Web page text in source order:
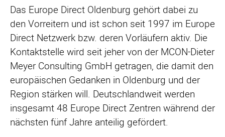
Das Europe Direct Oldenburg gehört dabei zu
den Vorreitern und ist schon seit 1997 im Europe
Direct Netzwerk bzw. deren Vorläufern aktiv. Die
Kontaktstelle wird seit jeher von der MCON-Dieter
Meyer Consulting GmbH getragen, die damit den
europäischen Gedanken in Oldenburg und der
Region stärken will. Deutschlandweit werden
insgesamt 48 Europe Direct Zentren während der
nächsten fünf Jahre anteilig gefördert.